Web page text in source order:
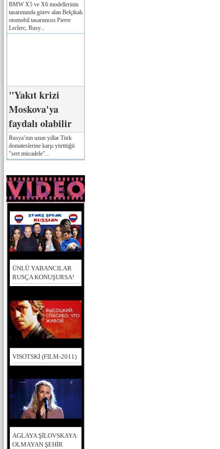
BMW X5 ve X6 modellerinin
tasarımında görev alan Belçikalı
otomobil tasarımcısı Pierre
Leclerc, Rusy...
"Yakıt krizi
Moskova'ya
faydalı olabilir
Rusya’nın uzun yıllar Türk
domateslerine karşı yürttüğü
"sert mücadele"...
ÜNLÜ YABANCILAR
RUSÇA KONUŞURSA!
VISOTSKİ (FILM-2011)
AGLAYA ŞİLOVSKAYA:
OLMAYAN ŞEHİR